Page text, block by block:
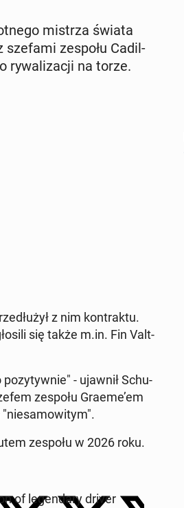
mistrza świata
szefami zespołu Ca­dil­
ry­wa­li­za­cji na torze.
z nim kon­trak­tu.
się także m.in. Fin Valt­
- ujawnił Schu­
zespołu Graeme’em
"nie­sa­mo­wi­tym".
zespołu w 2026 roku.
of le­gen­da­ry driver